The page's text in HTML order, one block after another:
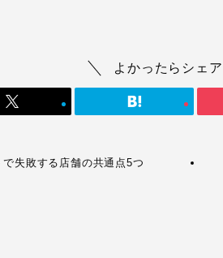
よかったらシェア
で失敗する店舗の共通点5つ